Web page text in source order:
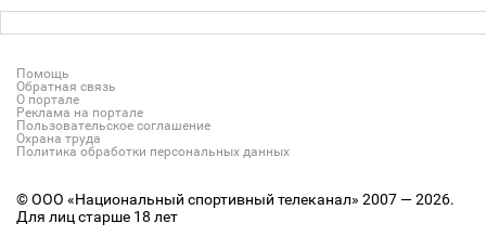
Помощь
Обратная связь
О портале
Реклама на портале
Пользовательское соглашение
Охрана труда
Политика обработки персональных данных
© ООО «Национальный спортивный телеканал» 2007 — 2026.
Для лиц старше 18 лет